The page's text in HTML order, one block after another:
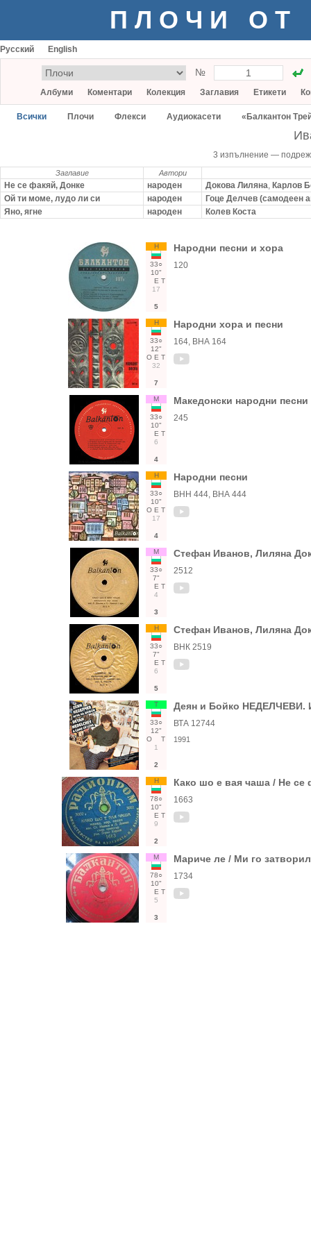
ПЛОЧИ ОТ
Русский English
№
Албуми Коментари Колекция Заглавия Етикети
Всички Плочи Флекси Аудиокасети «Балкантон
3 изпълнение —
Заглавие Автори
Не се факяй, Донке народен Докова Лиляна, Карлов
Ой ти моме, лудо ли си
народен
Гоце Делчев (самодеен
Яно, ягне
народен Колев Коста
Н
33○
10"
Е Т
17
5
Народни песни и хора
120
Н
33○
12"
О Е Т
32
7
Народни хора и песни
164, ВНА 164
М
33○
10"
Е Т
6
4
Македонски народни песни
245
Н
33○
10"
О Е Т
17
4
Народни песни
ВНН 444, ВНА 444
М
33○
7"
Е Т
4
3
Стефан Иванов, Лиляна
2512
Н
33○
7"
Е Т
6
5
Стефан Иванов, Лиляна
ВНК 2519
Т
33○
12"
О
Т
1
2
Деян и Бойко НЕДЕЛЧЕВИ.
ВТА 12744
1991
Н
78○
10"
Е Т
9
2
Како шо е вая чаша / Не се
1663
М
78○
10"
Е Т
5
3
Мариче ле / Ми го
1734